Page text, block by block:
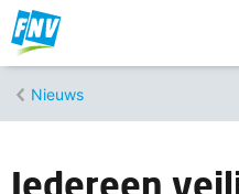
Nieuws
Iedereen